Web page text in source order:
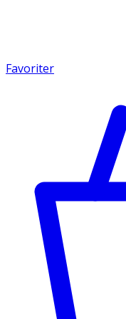
Favoriter